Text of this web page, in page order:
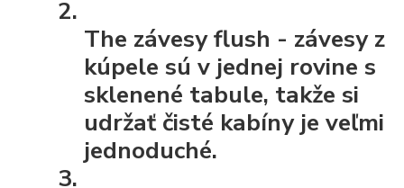
The závesy flush - závesy z
kúpele sú v jednej rovine s
sklenené tabule, takže si
udržať čisté kabíny je veľmi
jednoduché.